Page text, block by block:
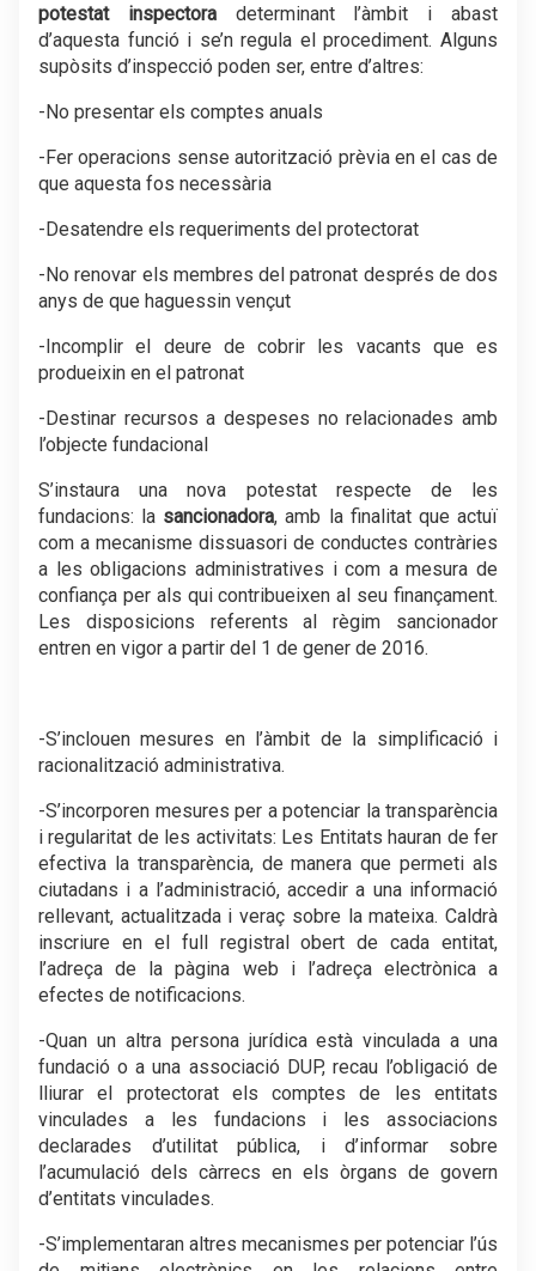
potestat inspectoradeterminant l’àmbit i abast
d’aquesta funció i se’n regula el procediment. Alguns
supòsits d’inspecció poden ser, entre d’altres:
-No presentar els comptes anuals
-Fer operacions sense autorització prèvia en el cas de
que aquesta fos necessària
-Desatendre els requeriments del protectorat
-No renovar els membres del patronat després de dos
anys de que haguessin vençut
-Incomplir el deure de cobrir les vacants que es
produeixin en el patronat
-Destinar recursos a despeses no relacionades amb
l’objecte fundacional
S’instaura una nova potestat respecte de les
fundacions: la sancionadora, amb la finalitat que actuï
com a mecanisme dissuasori de conductes contràries
a les obligacions administratives i com a mesura de
confiança per als qui contribueixen al seu finançament.
Les disposicions referents al règim sancionador
entren en vigor a partir del 1 de gener de 2016.
-S’inclouen mesures en l’àmbit de la simplificació i
racionalització administrativa.
-S’incorporen mesures per a potenciar la transparència
i regularitat de les activitats: Les Entitats hauran de fer
efectiva la transparència, de manera que permeti als
ciutadans i a l’administració, accedir a una informació
rellevant, actualitzada i veraç sobre la mateixa. Caldrà
inscriure en el full registral obert de cada entitat,
l’adreça de la pàgina web i l’adreça electrònica a
efectes de notificacions.
-Quan un altra persona jurídica està vinculada a una
fundació o a una associació DUP, recau l’obligació de
lliurar el protectorat els comptes de les entitats
vinculades a les fundacions i les associacions
declarades d’utilitat pública, i d’informar sobre
l’acumulació dels càrrecs en els òrgans de govern
d’entitats vinculades.
-S’implementaran altres mecanismes per potenciar l’ús